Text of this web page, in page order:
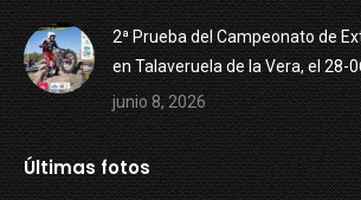
2ª Prueba del Campeonato de
en Talaveruela de la Vera, el 28-
junio 8, 2026
Últimas fotos